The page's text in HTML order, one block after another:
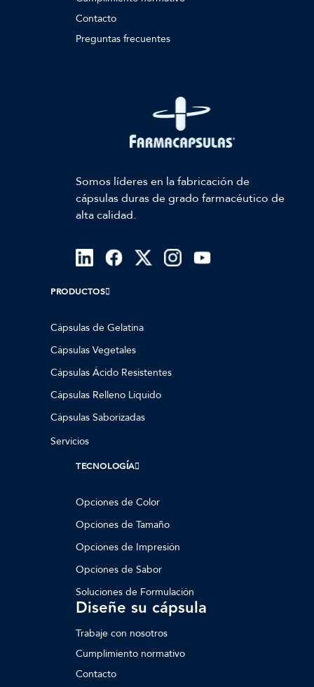
Contacto
Preguntas frecuentes
Somos líderes en la fabricación de
cápsulas duras de grado farmacéutico de
alta calidad.
PRODUCTOS
Cápsulas de Gelatina
Cápsulas Vegetales
Cápsulas Ácido Resistentes
Cápsulas Relleno Líquido
Cápsulas Saborizadas
Servicios
TECNOLOGÍA
Opciones de Color
Opciones de Tamaño
Opciones de Impresión
Opciones de Sabor
Soluciones de Formulación
Diseñe su cápsula
Trabaje con nosotros
Cumplimiento normativo
Contacto